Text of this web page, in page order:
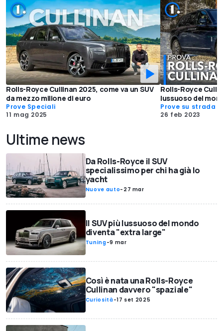
Rolls-Royce Cullinan 2025, come va un SUV
da mezzo milione di euro
Prove Speciali
11 mag 2025
Rolls-Royce
lussuoso del
Prove su strada
26 feb 2023
Ultime news
Da Rolls-Royce il SUV
specialissimo per chi ha già lo
yacht
Nuove auto- 27 mar
Il SUV più lussuoso del mondo
diventa "extra large"
Tuning-9 mar
Così è nata una Rolls-Royce
Cullinan davvero "spaziale"
Curiosità-17 set 2025